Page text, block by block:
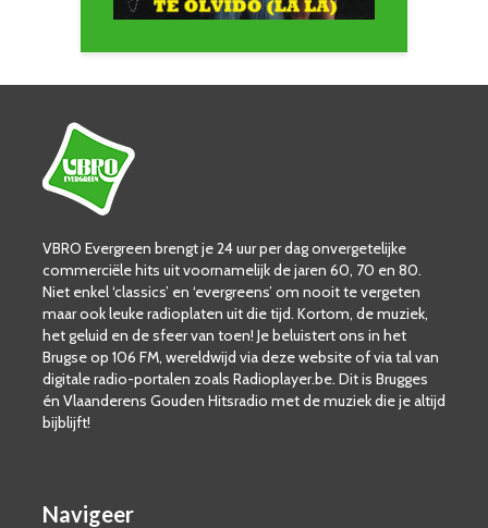
VBRO Evergreen brengt je 24 uur per dag onvergetelijke
commerciële hits uit voornamelijk de jaren 60, 70 en 80.
Niet enkel ‘classics’ en ‘evergreens’ om nooit te vergeten
maar ook leuke radioplaten uit die tijd. Kortom, de muziek,
het geluid en de sfeer van toen! Je beluistert ons in het
Brugse op 106 FM, wereldwijd via deze website of via tal van
digitale radio-portalen zoals Radioplayer.be. Dit is Brugges
én Vlaanderens Gouden Hitsradio met de muziek die je altijd
bijblijft!
Navigeer